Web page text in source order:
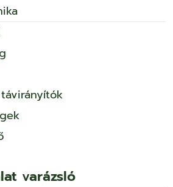
varázsló